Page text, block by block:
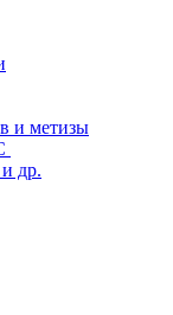
и метизы
др.